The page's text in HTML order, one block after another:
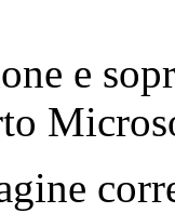
e